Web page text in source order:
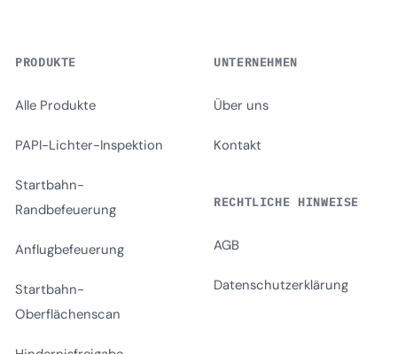
PRODUKTE
Alle Produkte
PAPI-Lichter-Inspektion
Startbahn-
Randbefeuerung
Anflugbefeuerung
Startbahn-
Oberflächenscan
UNTERNEHMEN
Über uns
Kontakt
RECHTLICHE HINWEISE
AGB
Datenschutzerklärung